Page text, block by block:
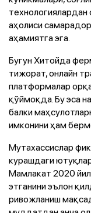
аҳолиси
аҳамиятга эга.
Бугун Хитойда
тижорат, онлайн
платформалар
қўймоқда. Бу эса
балки
имконини ҳам
Мутахассислар
курашдаги
Мамлакат 2020
этганини эълон
ривожланиш